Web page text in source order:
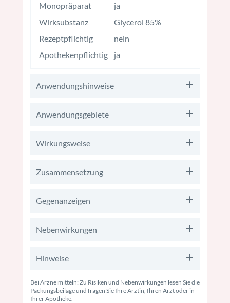
Monopräparat
ja
Wirksubstanz
Glycerol 85%
Rezeptpflichtig
nein
Apothekenpflichtig
ja
Anwendungshinweise
Anwendungsgebiete
Wirkungsweise
Zusammensetzung
Gegenanzeigen
Nebenwirkungen
Hinweise
Bei Arzneimitteln: Zu Risiken und Nebenwirkungen lesen Sie die
Packungsbeilage und fragen Sie Ihre Ärztin, Ihren Arzt oder in
Ihrer Apotheke.